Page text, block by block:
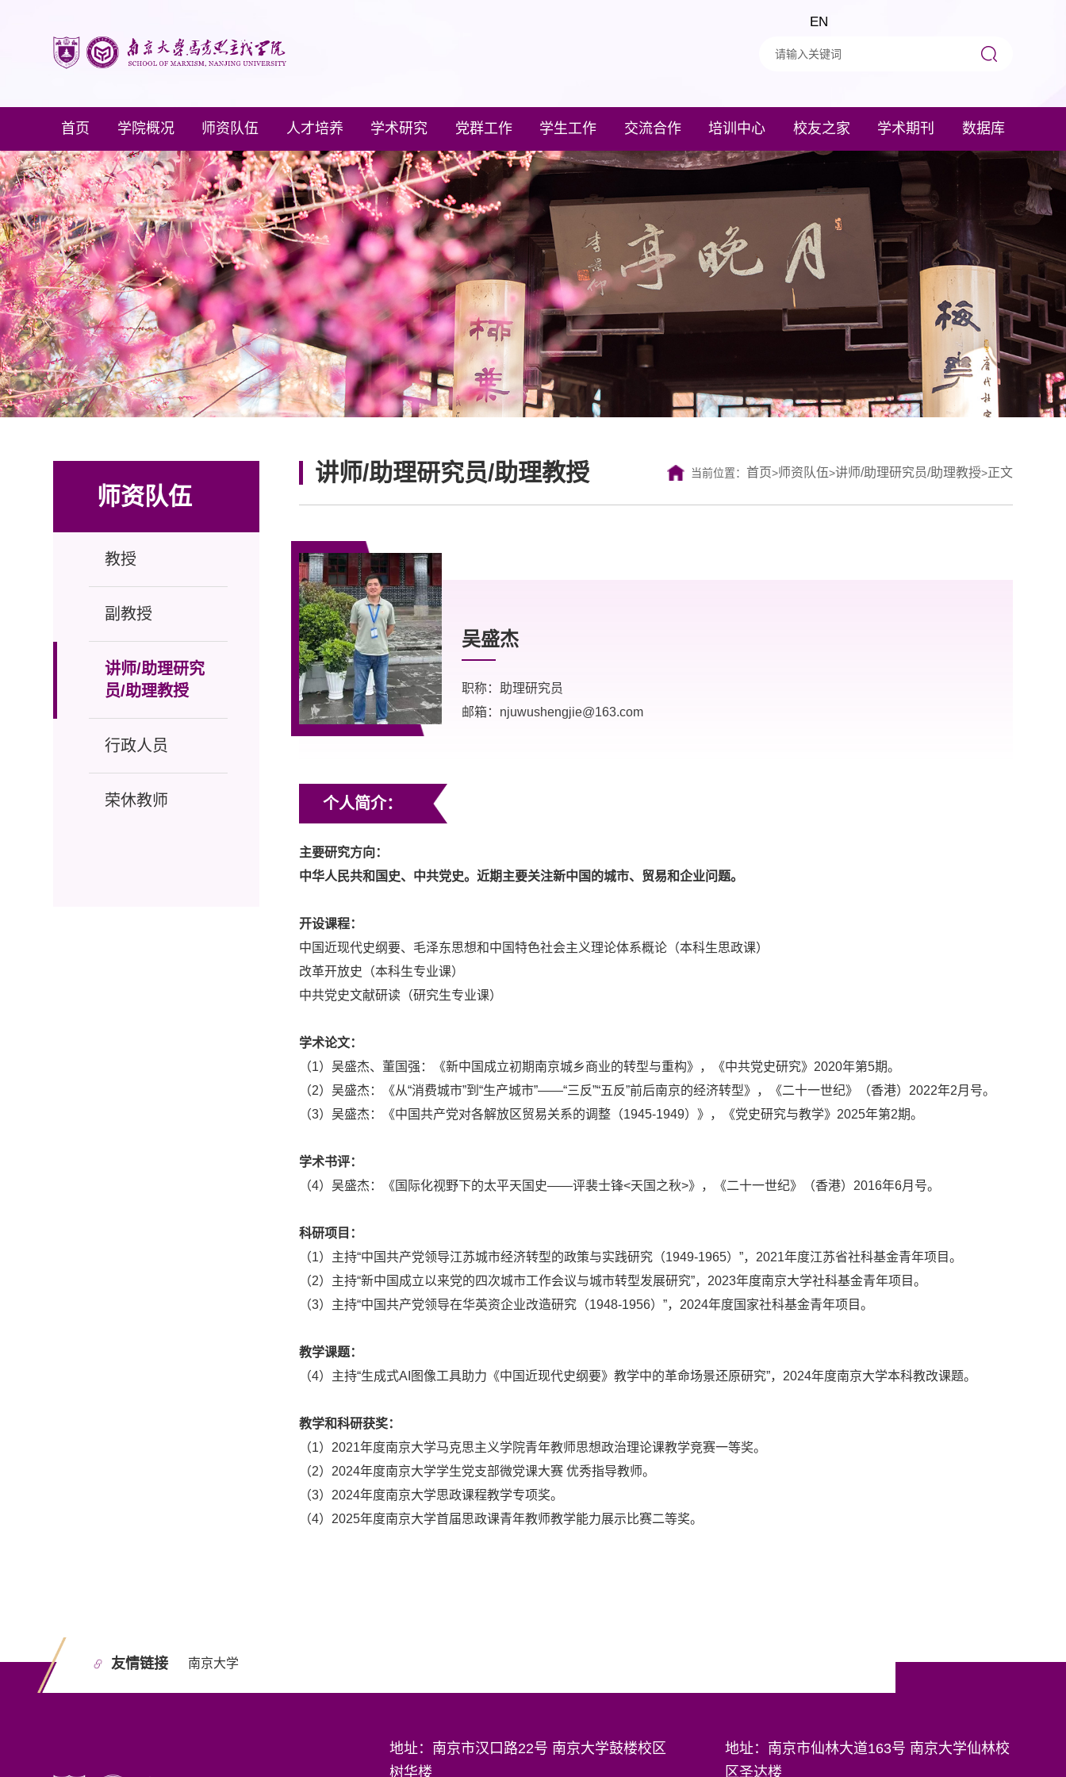
EN
首页 学院概况 师资队伍 人才培养 学术研究 党群工作 学生工作 交流合作 培训中心 校友之家 学术期刊 数据库
师资队伍
教授
副教授
讲师/助理研究
员/助理教授
行政人员
荣休教师
讲师/助理研究员/助理教授 当前位置： 首页>师资队伍>讲师/助理研究员/助理教授>正文
吴盛杰
职称：助理研究员
邮箱：njuwushengjie@163.com
个人简介：
主要研究方向：
中华人民共和国史、中共党史。近期主要关注新中国的城市、贸易和企业问题。
开设课程：
中国近现代史纲要、毛泽东思想和中国特色社会主义理论体系概论（本科生思政课）
改革开放史（本科生专业课）
中共党史文献研读（研究生专业课）
学术论文：
（1）吴盛杰、董国强：《新中国成立初期南京城乡商业的转型与重构》，《中共党史研究》2020年第5期。
（2）吴盛杰：《从“消费城市”到“生产城市”——“三反”“五反”前后南京的经济转型》，《二十一世纪》（香港）2022年2月号。
（3）吴盛杰：《中国共产党对各解放区贸易关系的调整（1945-1949）》，《党史研究与教学》2025年第2期。
学术书评：
（4）吴盛杰：《国际化视野下的太平天国史——评裴士锋<天国之秋>》，《二十一世纪》（香港）2016年6月号。
科研项目：
（1）主持“中国共产党领导江苏城市经济转型的政策与实践研究（1949-1965）”，2021年度江苏省社科基金青年项目。
（2）主持“新中国成立以来党的四次城市工作会议与城市转型发展研究”，2023年度南京大学社科基金青年项目。
（3）主持“中国共产党领导在华英资企业改造研究（1948-1956）”，2024年度国家社科基金青年项目。
教学课题：
（4）主持“生成式AI图像工具助力《中国近现代史纲要》教学中的革命场景还原研究”，2024年度南京大学本科教改课题。
教学和科研获奖：
（1）2021年度南京大学马克思主义学院青年教师思想政治理论课教学竞赛一等奖。
（2）2024年度南京大学学生党支部微党课大赛 优秀指导教师。
（3）2024年度南京大学思政课程教学专项奖。
（4）2025年度南京大学首届思政课青年教师教学能力展示比赛二等奖。
友情链接 南京大学
地址：南京市汉口路22号 南京大学鼓楼校区
树华楼
地址：南京市仙林大道163号 南京大学仙林校
区圣达楼